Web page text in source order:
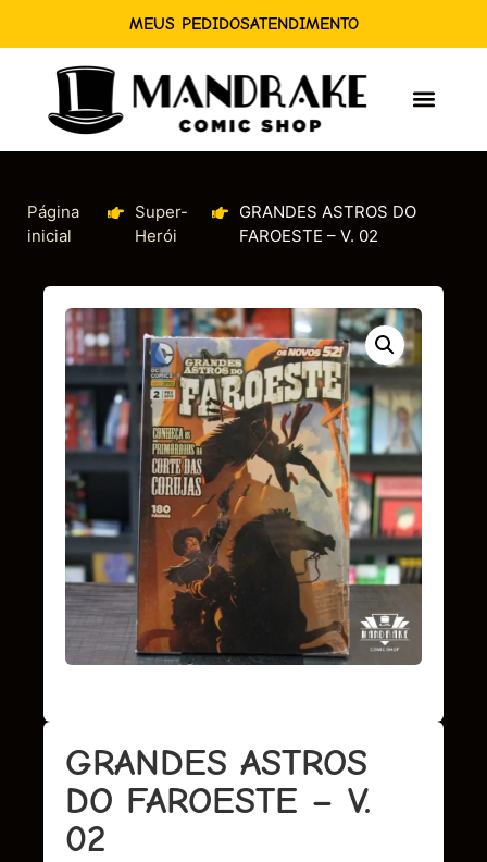
MEUS PEDIDOSATENDIMENTO
Página
inicial
Super-
Herói
GRANDES ASTROS DO
FAROESTE – V. 02
GRANDES ASTROS
DO FAROESTE – V.
02